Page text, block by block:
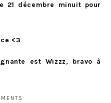
21 décembre minuit pour
<3
est Wizzz, bravo à